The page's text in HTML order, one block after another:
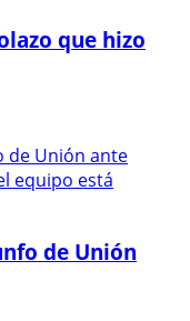
que hizo
de Unión